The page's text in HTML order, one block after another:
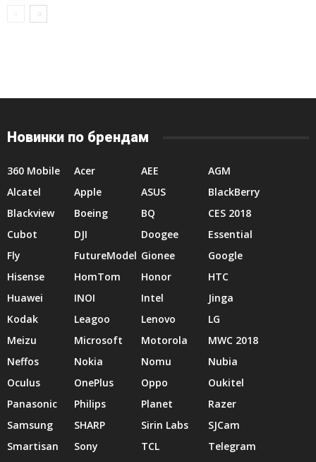
Новинки по брендам
360 Mobile Acer AEE
AGM
Alcatel
Apple ASUS
BlackBerry
Blackview
Boeing BQ
CES 2018
Cubot
DJI Doogee
Essential
Fly
FutureModel Gionee
Google
Hisense
HomTom Honor
HTC
Huawei
INOI Intel
Jinga
Kodak
Leagoo Lenovo
LG
Meizu
Microsoft Motorola
MWC 2018
Neffos
Nokia Nomu
Nubia
Oculus
OnePlus Oppo
Oukitel
Panasonic
Philips Planet
Razer
Samsung
SHARP Sirin Labs
SJCam
Smartisan
Sony TCL
Telegram